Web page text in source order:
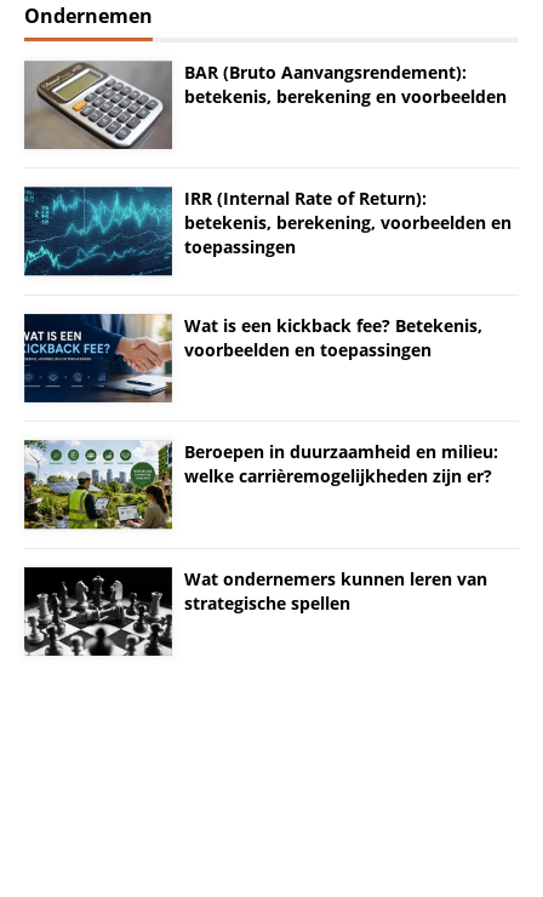
Ondernemen
BAR (Bruto Aanvangsrendement):
betekenis, berekening en voorbeelden
IRR (Internal Rate of Return):
betekenis, berekening, voorbeelden en
toepassingen
Wat is een kickback fee? Betekenis,
voorbeelden en toepassingen
Beroepen in duurzaamheid en milieu:
welke carrièremogelijkheden zijn er?
Wat ondernemers kunnen leren van
strategische spellen